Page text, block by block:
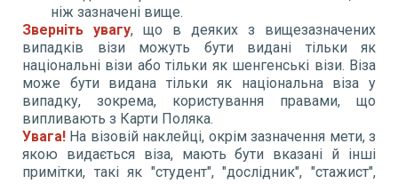
ніж зазначені вище.
Зверніть увагу, що в деяких з вищезазначених
випадків візи можуть бути видані тільки як
національні візи або тільки як шенгенські візи. Віза
може бути видана тільки як національна віза у
випадку, зокрема, користування правами, що
випливають з Карти Поляка.
Увага! На візовій наклейці, окрім зазначення мети, з
якою видається віза, мають бути вказані й інші
примітки, такі як "студент", "дослідник", "стажист",